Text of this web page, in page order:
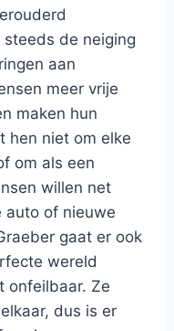
de neiging
aan
meer vrije
maken hun
hen niet om elke
om als een
willen net
auto of nieuwe
gaat er ook
wereld
onfeilbaar. Ze
dus is er